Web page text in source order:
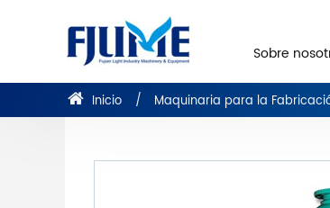
Sobre
Inicio Maquinaria para la